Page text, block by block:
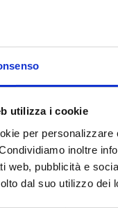
utilizza i cookie
per
inoltre
web, pubblicità e
dal suo utilizzo dei
popoli attraverso i
famose piramidi Maya
è stata nominata
le più spettacolari del
dei dettagli. Stiamo
è stata capace di